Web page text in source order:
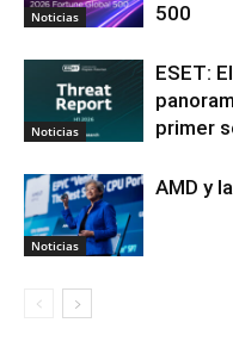
Noticias
500
Noticias
ESET:
primer
Noticias
AMD y